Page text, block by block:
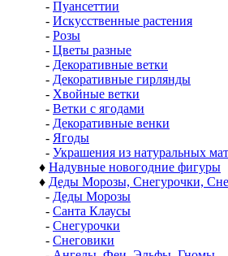
- Пуансеттии
- Искусственные растения
- Розы
- Цветы разные
- Декоративные ветки
- Декоративные гирлянды
- Хвойные ветки
- Ветки с ягодами
- Декоративные венки
- Ягоды
- Украшения из натуральных
♦ Надувные новогодние фигуры
♦ Деды Морозы, Снегурочки,
- Деды Морозы
- Санта Клаусы
- Снегурочки
- Снеговики